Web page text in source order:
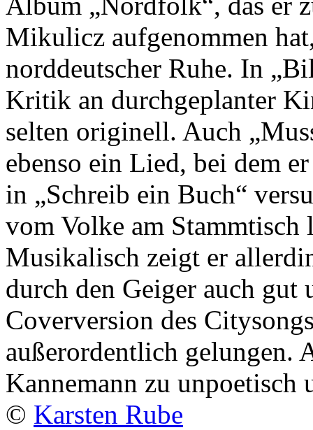
Mikulicz aufgenommen
norddeutscher Ruhe. In
Kritik an durchgeplanter
selten originell. Auch
ebenso ein Lied, bei dem
in „Schreib ein Buch“
vom Volke am
Musikalisch zeigt er
durch den Geiger auch gut
Coverversion des
außerordentlich gelungen.
Kannemann zu
© Karsten Rube